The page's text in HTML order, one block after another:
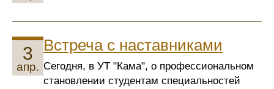
3
апр.
Встреча с наставниками
Сегодня, в УТ "Кама", о профессиональном
становлении студентам специальностей